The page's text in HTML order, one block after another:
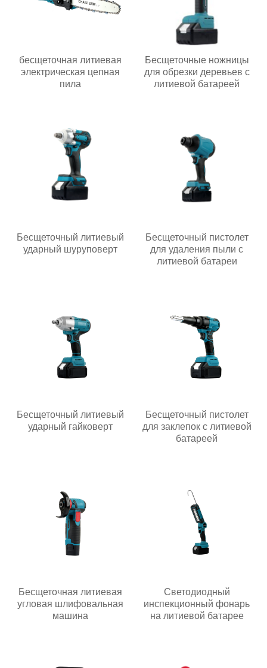
бесщеточная литиевая
электрическая цепная
пила
Бесщеточные ножницы
для обрезки деревьев с
литиевой батареей
Бесщеточный литиевый
ударный шуруповерт
Бесщеточный пистолет
для удаления пыли с
литиевой батареи
Бесщеточный литиевый
ударный гайковерт
Бесщеточный пистолет
для заклепок с литиевой
батареей
Бесщеточная литиевая
угловая шлифовальная
машина
Светодиодный
инспекционный фонарь
на литиевой батарее